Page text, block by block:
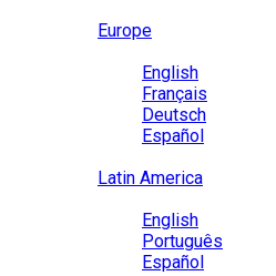
Europe
English
Français
Deutsch
Español
Latin America
English
Português
Español